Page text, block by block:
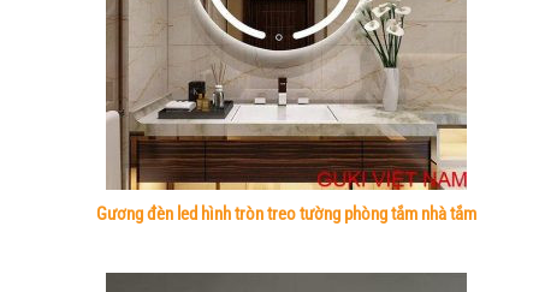
Gương đèn led hình tròn treo tường phòng tắm nhà tắm